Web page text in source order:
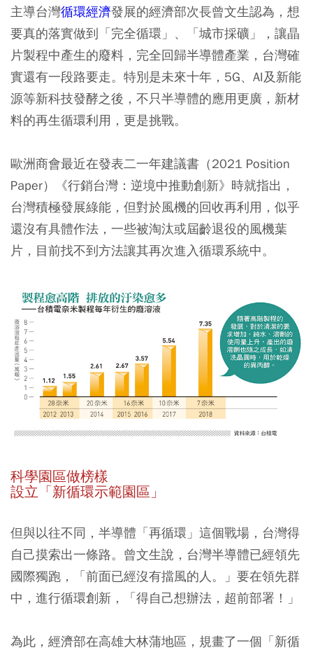
主導台灣循環經濟發展的經濟部次長曾文生認為，想
要真的落實做到「完全循環」、「城市採礦」，讓晶
片製程中產生的廢料，完全回歸半導體產業，台灣確
實還有一段路要走。特別是未來十年，5G、AI及新能
源等新科技發酵之後，不只半導體的應用更廣，新材
料的再生循環利用，更是挑戰。
歐洲商會最近在發表二一年建議書（2021 Position
Paper）《行銷台灣：逆境中推動創新》時就指出，
台灣積極發展綠能，但對於風機的回收再利用，似乎
還沒有具體作法，一些被淘汰或屆齡退役的風機葉
片，目前找不到方法讓其再次進入循環系統中。
科學園區做榜樣
設立「新循環示範園區」
但與以往不同，半導體「再循環」這個戰場，台灣得
自己摸索出一條路。曾文生說，台灣半導體已經領先
國際獨跑，「前面已經沒有擋風的人。」要在領先群
中，進行循環創新，「得自己想辦法，超前部署！」
為此，經濟部在高雄大林蒲地區，規畫了一個「新循